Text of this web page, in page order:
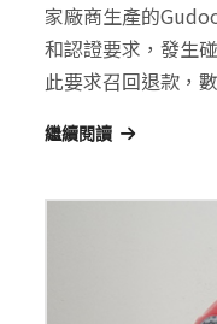
家廠商生產的
和認證要求，發生
此要求召回退款，
繼續閱讀